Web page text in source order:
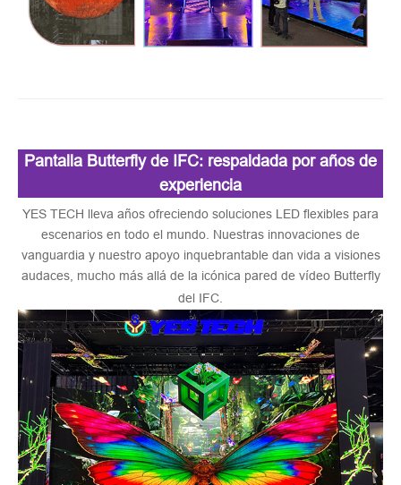
Pantalla Butterfly de IFC: respaldada por años de
experiencia
YES TECH lleva años ofreciendo soluciones LED flexibles para
escenarios en todo el mundo. Nuestras innovaciones de
vanguardia y nuestro apoyo inquebrantable dan vida a visiones
audaces, mucho más allá de la icónica pared de vídeo Butterfly
del IFC.